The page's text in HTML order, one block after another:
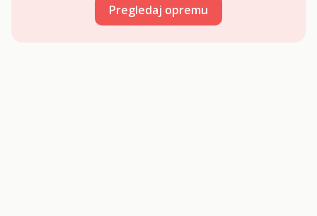
Pregledaj opremu